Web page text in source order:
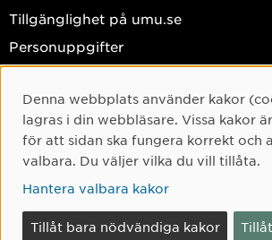
Tillgänglighet på umu.se
Personuppgifter
Facebook
Instagram
TikTok
Youtube
LinkedIn
Cookie-samtycke
Denna webbplats använder kakor
lagras i din webbläsare. Vissa kakor
för att sidan ska fungera korrekt och
valbara. Du väljer vilka du vill tillåta.
Hantera valbara kakor
Tillåt bara nödvändiga kakor